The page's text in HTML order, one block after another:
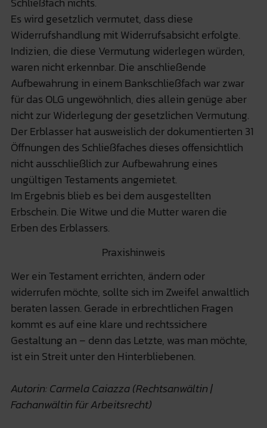
Es wird gesetzlich vermutet, dass diese
Widerrufshandlung mit Widerrufsabsicht erfolgte.
Indizien, die diese Vermutung widerlegen würden,
waren nicht erkennbar. Die anschließende
Aufbewahrung in einem Bankschließfach war zwar
für das OLG ungewöhnlich, dies allein genüge aber
nicht zur Widerlegung der gesetzlichen Vermutung.
Der Erblasser hat ausweislich der dokumentierten 31
Öffnungen des Schließfaches dieses offensichtlich
nicht ausschließlich zur Aufbewahrung eines
ungültigen Testaments angemietet.
Im Ergebnis blieb es bei dem ausgestellten
Erbschein. Die Witwe und die Mutter waren die
Erben des Erblassers.
Praxishinweis
Wer ein Testament errichten, ändern oder
widerrufen möchte, sollte sich im Zweifel anwaltlich
beraten lassen. Gerade in erbrechtlichen Fragen
kommt es auf eine klare und rechtssichere
Gestaltung an – denn das Letzte, was man möchte,
ist ein Streit unter den Hinterbliebenen.
Autorin: Carmela Caiazza (Rechtsanwältin |
Fachanwältin für Arbeitsrecht)